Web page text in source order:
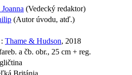
(Vedecký redaktor)
(Autor úvodu, atď.)
Thame & Hudson, 2018
a čb. obr., 25 cm + reg.
Británia